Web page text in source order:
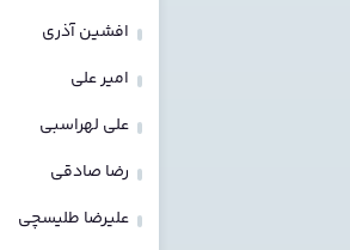
افشین آذری
امیر علی
علی لهراسبی
رضا صادقی
علیرضا طلیسچی